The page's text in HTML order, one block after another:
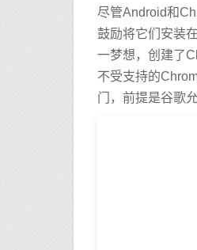
尽管Android和
鼓励将它们安装
一梦想，创建了
不受支持的
门，前提是谷歌允